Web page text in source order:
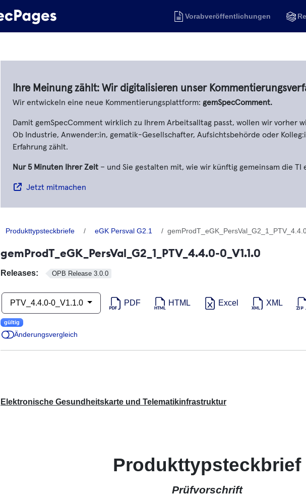
Vorabveröffentlichungen
Ihre Meinung zählt: Wir digitalisieren unser
Wir entwickeln eine neue Kommentierungsplattform: gemSpecComment.
Damit gemSpecComment wirklich zu Ihrem Arbeitsalltag passt, wollen wir vorher
Ob Industrie, Anwender:in, gematik-Gesellschafter, Aufsichtsbehörde oder
Erfahrung zählt.
Nur 5 Minuten Ihrer Zeit – und Sie gestalten mit, wie wir künftig gemeinsam die TI
Jetzt mitmachen
Produkttypsteckbriefe eGK Persval G2.1
gemProdT_eGK_PersVal_G2_1_PTV_4.4.0-0_V1.1.0
Releases: OPB Release 3.0.0
PTV_4.4.0-0_V1.1.0 PDF HTML Excel XML
gültig
Änderungsvergleich
Elektronische Gesundheitskarte und Telematikinfrastruktur
Produkttypsteckbrief
Prüfvorschrift